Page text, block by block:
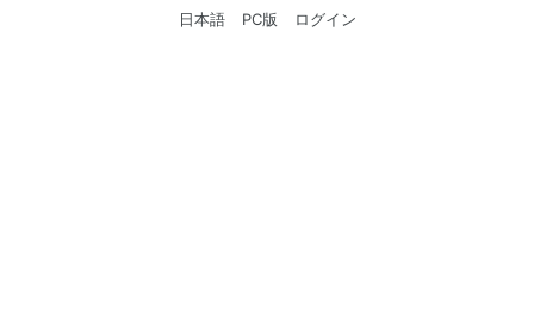
日本語 PC版 ログイン